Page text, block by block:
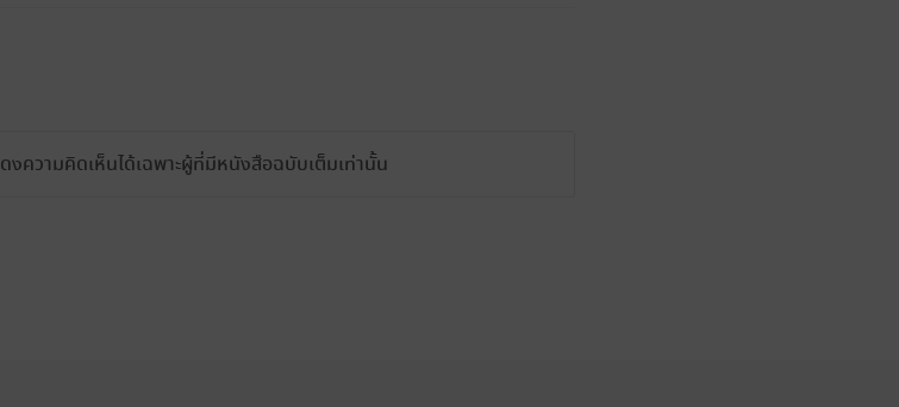
ความคิดเห็นได้เฉพาะผู้ที่มีหนังสือฉบับเต็มเท่านั้น